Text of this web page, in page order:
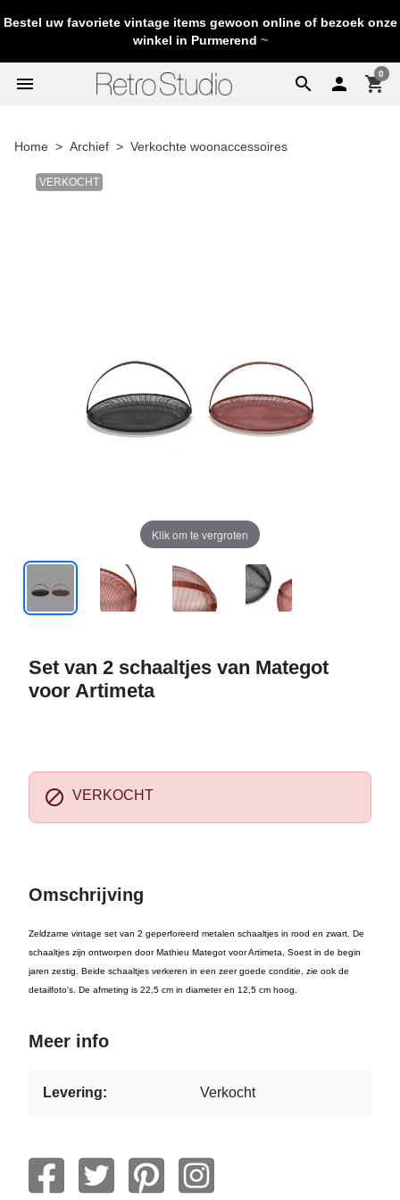
Bestel uw favoriete vintage items gewoon online of bezoek onze
winkel in Purmerend ~
search
menu  shopping_cart
0
Home Archief Verkochte woonaccessoires
VERKOCHT
Klik om te vergroten
Set van 2 schaaltjes van Mategot
voor Artimeta
 VERKOCHT
Omschrijving
Zeldzame vintage set van 2 geperforeerd metalen schaaltjes in rood en zwart. De
schaaltjes zijn ontworpen door Mathieu Mategot voor Artimeta, Soest in de begin
jaren zestig. Beide schaaltjes verkeren in een zeer goede conditie, zie ook de
detailfoto's. De afmeting is 22,5 cm in diameter en 12,5 cm hoog.
Meer info
Levering: Verkocht